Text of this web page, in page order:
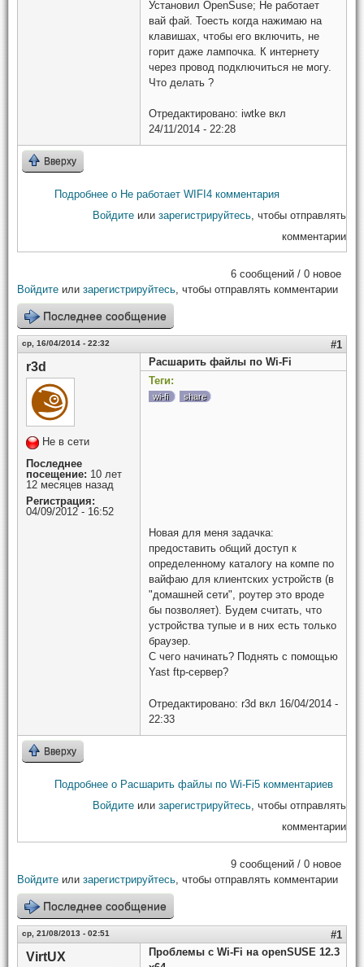
Установил OpenSuse; Не работает
вай фай. Тоесть когда нажимаю на
клавишах, чтобы его включить, не
горит даже лампочка. К интернету
через провод подключиться не могу.
Что делать ?
Отредактировано: iwtke вкл
24/11/2014 - 22:28
Вверху
Подробнее о Не работает WIFI 4 комментария
Войдите или зарегистрируйтесь, чтобы отправлять
комментарии
6 сообщений / 0 новое
Войдите или зарегистрируйтесь, чтобы отправлять комментарии
Последнее сообщение
ср, 16/04/2014 - 22:32 #1
r3d
Не в сети
Последнее
посещение: 10 лет
12 месяцев назад
Регистрация:
04/09/2012 - 16:52
Расшарить файлы по Wi-Fi
Теги:
wi-fi share
Новая для меня задачка:
предоставить общий доступ к
определенному каталогу на компе по
вайфаю для клиентских устройств (в
"домашней сети", роутер это вроде
бы позволяет). Будем считать, что
устройства тупые и в них есть только
браузер.
С чего начинать? Поднять с помощью
Yast ftp-сервер?
Отредактировано: r3d вкл 16/04/2014 -
22:33
Вверху
Подробнее о Расшарить файлы по Wi-Fi5 комментариев
Войдите или зарегистрируйтесь , чтобы отправлять
комментарии
9 сообщений / 0 новое
Войдите или зарегистрируйтесь , чтобы отправлять комментарии
Последнее сообщение
ср, 21/08/2013 - 02:51 #1
VirtUX
Проблемы с Wi-Fi на openSUSE 12.3